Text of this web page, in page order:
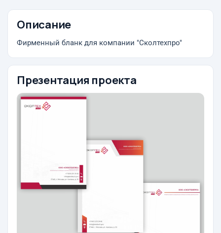
Описание
Фирменный бланк для компании "Сколтехпро"
Презентация проекта